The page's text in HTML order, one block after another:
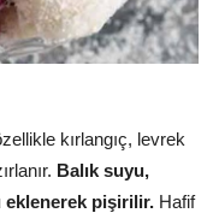
kırlangıç, levrek
Balık suyu,
eklenerek pişirilir. Hafif